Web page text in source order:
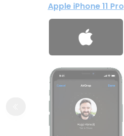
Apple iPhone 11 Pro